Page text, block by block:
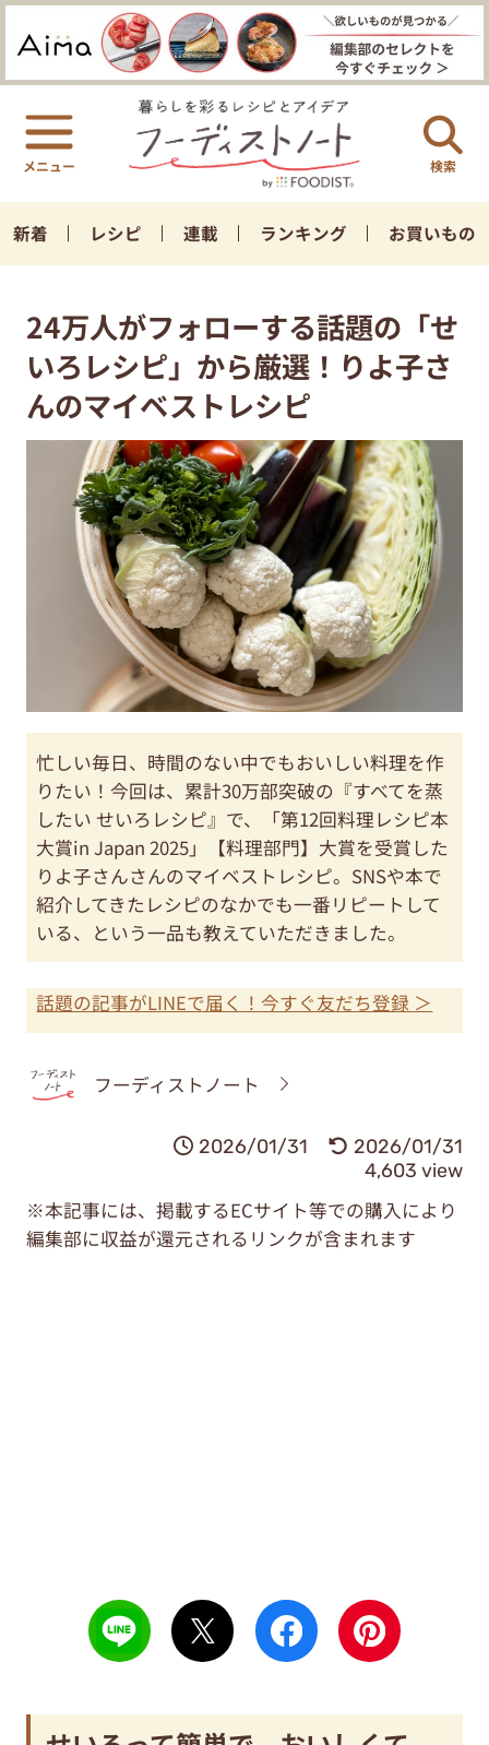
検索
新着 レシピ 連載 ランキング お買いもの
24万人がフォローする話題の「せ
いろレシピ」から厳選！りよ子さ
んのマイベストレシピ
忙しい毎日、時間のない中でもおいしい料理を作
りたい！今回は、累計30万部突破の『すべてを蒸
したい せいろレシピ』で、「第12回料理レシピ本
大賞in Japan 2025」【料理部門】大賞を受賞した
りよ子さんさんのマイベストレシピ。SNSや本で
紹介してきたレシピのなかでも一番リピートして
いる、という一品も教えていただきました。
話題の記事がLINEで届く！今すぐ友だち登録 ＞
フーディストノート
2026/01/31
2026/01/31
4,603 view
※本記事には、掲載するECサイト等での購入により
編集部に収益が還元されるリンクが含まれます